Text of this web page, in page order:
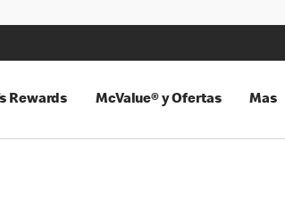
Rewards McValue® y Ofertas Mas